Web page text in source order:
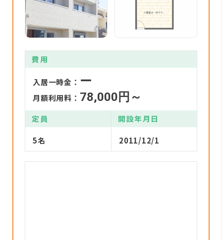
費用
入居一時金： ー
月額利用料： 78,000円～
定員 開設年月日
5名 2011/12/1